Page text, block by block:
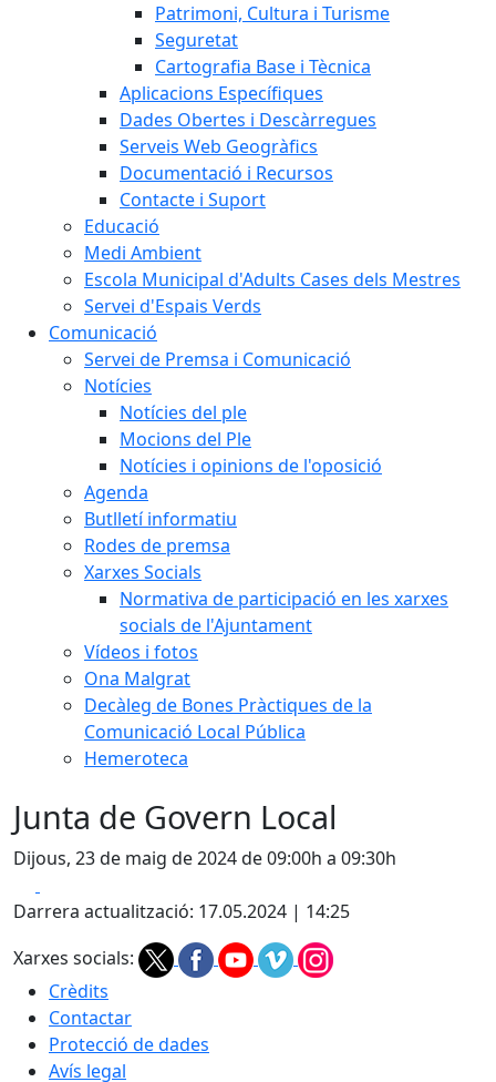
Patrimoni, Cultura i Turisme
Seguretat
Cartografia Base i Tècnica
Aplicacions Específiques
Dades Obertes i Descàrregues
Serveis Web Geogràfics
Documentació i Recursos
Contacte i Suport
Educació
Medi Ambient
Escola Municipal d'Adults Cases dels Mestres
Servei d'Espais Verds
Comunicació
Servei de Premsa i Comunicació
Notícies
Notícies del ple
Mocions del Ple
Notícies i opinions de l'oposició
Agenda
Butlletí informatiu
Rodes de premsa
Xarxes Socials
Normativa de participació en les xarxes
socials de l'Ajuntament
Vídeos i fotos
Ona Malgrat
Decàleg de Bones Pràctiques de la
Comunicació Local Pública
Hemeroteca
Junta de Govern Local
Dijous, 23 de maig de 2024 de 09:00h a 09:30h
Darrera actualització: 17.05.2024 | 14:25
Xarxes socials:
Crèdits
Contactar
Protecció de dades
Avís legal